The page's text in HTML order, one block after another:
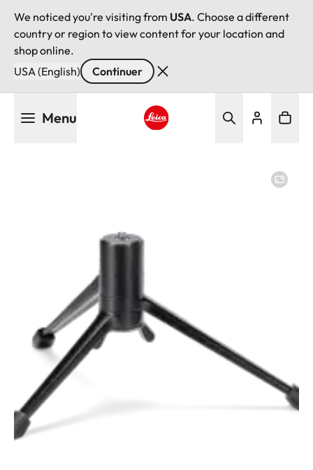
We noticed you're visiting from USA. Choose a different
country or region to view content for your location and
shop online.
USA (English)
Continuer
Menu